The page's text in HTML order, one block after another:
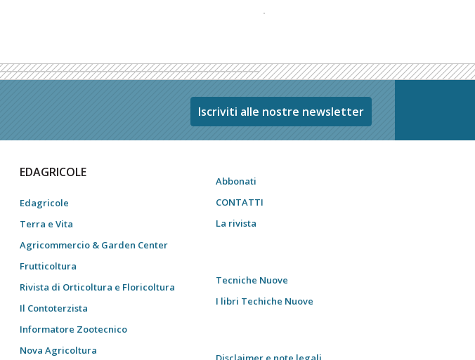
Iscriviti alle nostre newsletter
EDAGRICOLE
Edagricole
Terra e Vita
Agricommercio & Garden Center
Frutticoltura
Rivista di Orticoltura e Floricoltura
Il Contoterzista
Informatore Zootecnico
Nova Agricoltura
Abbonati
CONTATTI
La rivista
Tecniche Nuove
I libri Techiche Nuove